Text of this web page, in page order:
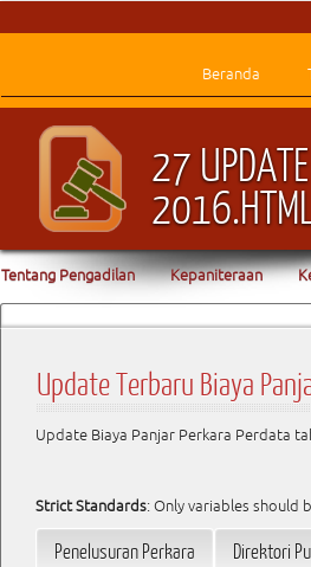
Beranda
27
Tentang Pengadilan Kepaniteraan
Update Terbaru Biaya
Update Biaya Panjar Perkara Perdata
Strict Standards: Only variables should
Penelusuran Perkara Direktori